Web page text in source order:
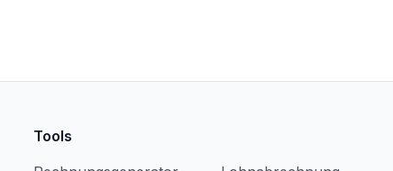
Tools